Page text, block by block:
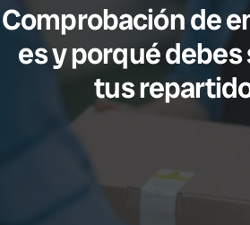
Comprobación de
es y porqué
tus